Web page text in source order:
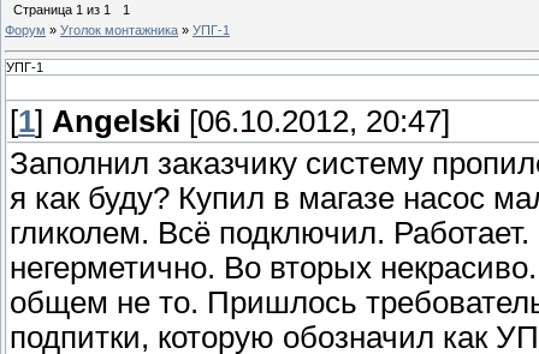
Страница 1 из 1
1
Форум » Уголок монтажника » УПГ-1
УПГ-1
[1] Angelski [06.10.2012, 20:47]
Заполнил заказчику систему
я как буду? Купил в магазе насос
гликолем. Всё подключил.
негерметично. Во вторых
общем не то. Пришлось
подпитки, которую обозначил как